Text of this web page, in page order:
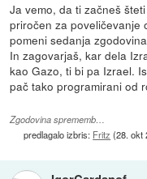
Ja vemo, da ti začneš
priročen za poveličevanje
pomeni sedanja
In zagovarjaš, kar dela
kao Gazo, ti bi pa Izrael.
pač tako programirani od
Zgodovina sprememb…
predlagalo izbris: Fritz (28. okt